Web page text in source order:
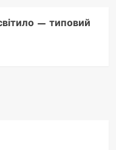
— типовий